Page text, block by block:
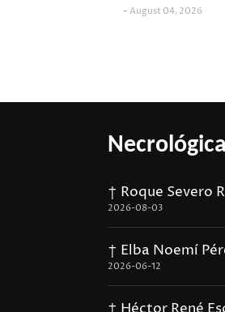
August 04, 2026
† Roque Severo
2026-08-03
† Elba Noemí
2026-06-12